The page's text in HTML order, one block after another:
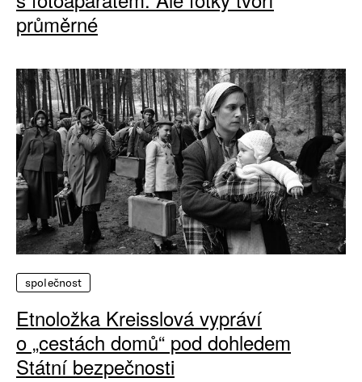
průměrné
společnost
Etnoložka Kreisslová vypráví
o „cestách domů“ pod dohledem
Státní bezpečnosti